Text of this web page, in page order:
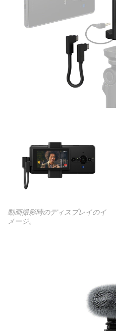
動画撮影時のディスプレイのイ
メージ。